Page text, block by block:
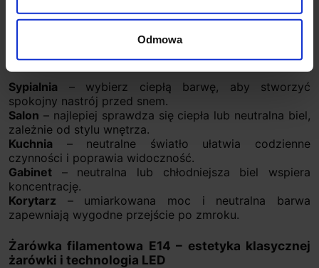
Odmowa
sprawdzi się przede wszystkim tam, gdzie zależy Ci na
technicznym, wyrazistym świetle, na przykład w
pomieszczeniach gospodarczych, warsztacie lub
miejscu wymagającym mocnego doświetlenia detali.
Sypialnia – wybierz ciepłą barwę, aby stworzyć
spokojny nastrój przed snem.
Salon – najlepiej sprawdza się ciepła lub neutralna biel,
zależnie od stylu wnętrza.
Kuchnia – neutralne światło ułatwia codzienne
czynności i poprawia widoczność.
Gabinet – neutralna lub chłodniejsza biel wspiera
koncentrację.
Korytarz – umiarkowana moc i neutralna barwa
zapewniają wygodne przejście po zmroku.
Żarówka filamentowa E14 – estetyka klasycznej
żarówki i technologia LED